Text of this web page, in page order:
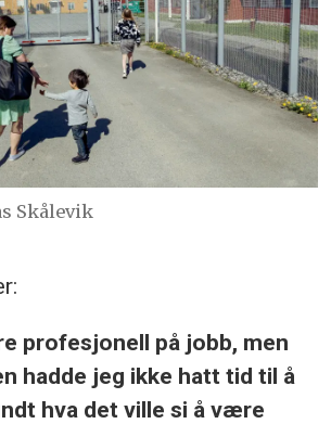
Skålevik
profesjonell på jobb, men
hadde jeg ikke hatt tid til å
hva det ville si å være